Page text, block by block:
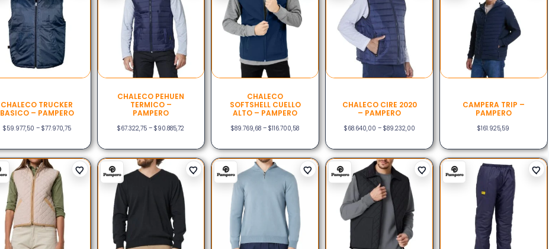
CHALECO TRUCKER
BASICO – PAMPERO
$59.977,50 – $77.970,75
CHALECO PEHUEN
TERMICO –
PAMPERO
$67.322,75 – $90.885,72
CHALECO
SOFTSHELL CUELLO
ALTO – PAMPERO
$89.769,68 – $116.700,58
CHALECO CIRE 2020
– PAMPERO
$68.640,00 – $89.232,00
CAMPERA TRIP –
PAMPERO
$161.925,59